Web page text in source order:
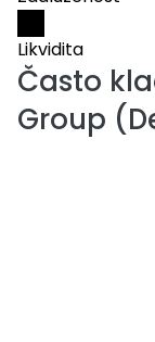
Likvidita
Často
Group